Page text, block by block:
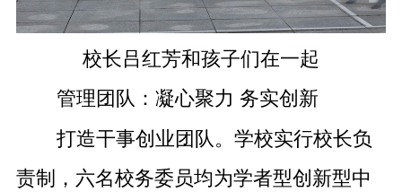
校长吕红芳和孩子们在一起
管理团队：凝心聚力 务实创新
打造干事创业团队。学校实行校长负
责制，六名校务委员均为学者型创新型中